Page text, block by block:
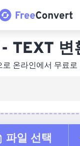
TEXT 변
로 온라인에서 무료
파일 선택